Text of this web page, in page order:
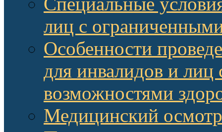
лиц с
Особенности
для инвалидов и
возможностями
Медицинский осмотр